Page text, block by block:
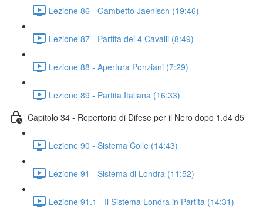
Lezione 86 - Gambetto Jaenisch (19:46)
Lezione 87 - Partita dei 4 Cavalli (8:49)
Lezione 88 - Apertura Ponziani (7:29)
Lezione 89 - Partita Italiana (16:33)
Capitolo 34 - Repertorio di Difese per il Nero dopo 1.d4 d5
Lezione 90 - Sistema Colle (14:43)
Lezione 91 - Sistema di Londra (11:52)
Lezione 91.1 - Il Sistema Londra in Partita (14:31)